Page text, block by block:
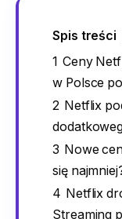
Spis treści
1 Ceny
w Polsce
2 Netflix
3 Nowe
się
4 Netflix
Streaming